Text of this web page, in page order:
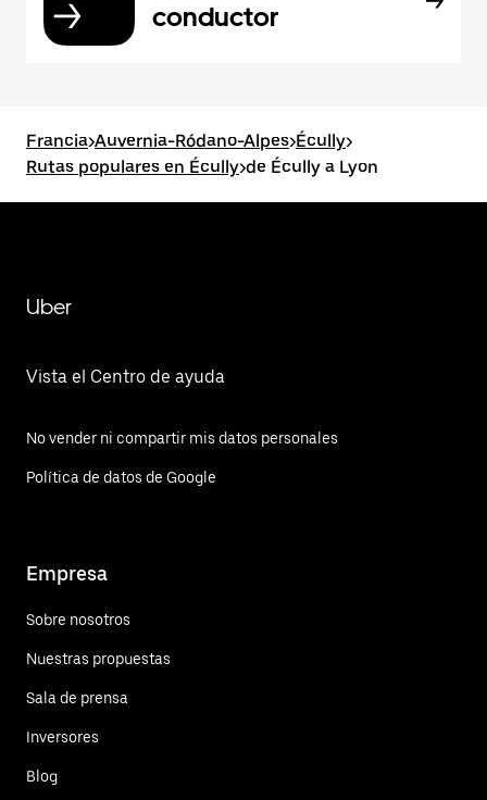
conductor
Francia>Auvernia-Ródano-Alpes>Écully>
Rutas populares en Écully>de Écully a Lyon
Uber
Vista el Centro de ayuda
No vender ni compartir mis datos personales
Política de datos de Google
Empresa
Sobre nosotros
Nuestras propuestas
Sala de prensa
Inversores
Blog